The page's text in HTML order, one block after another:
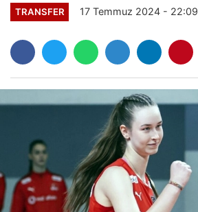
TRANSFER 17 Temmuz 2024 - 22:09